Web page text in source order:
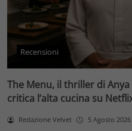
Recensioni
The Menu, il thriller di Anya
critica l’alta cucina su
Redazione Velvet 5 Agosto 2026